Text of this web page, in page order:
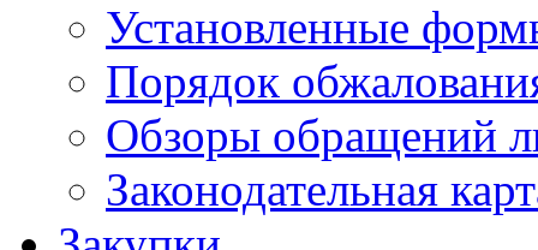
Установленные
Порядок
Обзоры обращений
Законодательная